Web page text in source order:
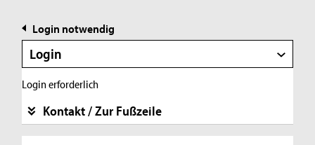
Login notwendig
Login
Login erforderlich
Kontakt / Zur Fußzeile